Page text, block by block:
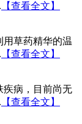
【查看全文】
用草药精华的温
【查看全文】
疾病，目前尚无
【查看全文】